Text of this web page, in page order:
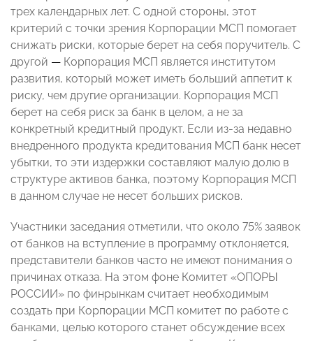
трех календарных лет. С одной стороны, этот
критерий с точки зрения Корпорации МСП помогает
снижать риски, которые берет на себя поручитель. С
другой — Корпорация МСП является институтом
развития, который может иметь больший аппетит к
риску, чем другие организации. Корпорация МСП
берет на себя риск за банк в целом, а не за
конкретный кредитный продукт. Если из-за недавно
внедренного продукта кредитования МСП банк несет
убытки, то эти издержки составляют малую долю в
структуре активов банка, поэтому Корпорация МСП
в данном случае не несет больших рисков.
Участники заседания отметили, что около 75% заявок
от банков на вступление в программу отклоняется,
представители банков часто не имеют понимания о
причинах отказа. На этом фоне Комитет «ОПОРЫ
РОССИИ» по финрынкам считает необходимым
создать при Корпорации МСП комитет по работе с
банками, целью которого станет обсуждение всех